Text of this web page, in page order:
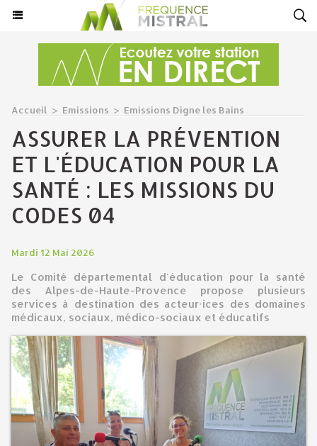
Accueil > Emissions > Emissions Digne les Bains
ASSURER LA PRÉVENTION
ET L'ÉDUCATION POUR LA
SANTÉ : LES MISSIONS DU
CODES 04
Mardi 12 Mai 2026
Le Comité départemental d'éducation pour la santé
des Alpes-de-Haute-Provence propose plusieurs
services à destination des acteur·ices des domaines
médicaux, sociaux, médico-sociaux et éducatifs